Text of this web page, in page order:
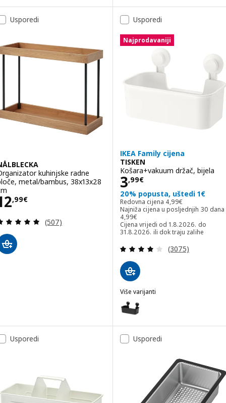
Usporedi
kuhinjske radne
metal/bambus, 38x13x28
,99€ 12,99€
Revizija: 4.9 od 5 zvjezdica. Ukupno recenzija:
(507)
Usporedi
Najprodavaniji
IKEA Family cijena
TISKEN
Košara+vakuum držač, bijela
3,99€
Cijena 3,99€
20% popusta, uštedi 1€
Redovna cijena 4,99€
Redovna cijena
Najniža cijena u posljednjih 30 dana
4,99€
Najniža cijena u posljednjih 30
Cijena vrijedi od 1.8.2026. do
31.8.2026. ili dok traju zalihe
Revizija: 4.1 od
(3075)
Više varijanti
TISKEN
Mogućnost: TISKEN,
Usporedi Usporedi